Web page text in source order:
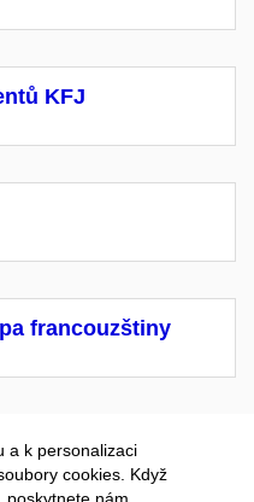
KFJ
francouzštiny
a k personalizaci
cookies. Když